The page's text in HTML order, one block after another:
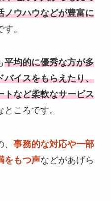
ノウハウなどが豊富に
。
平均的に優秀な方が多
バイスをもらえたり、
トなど柔軟なサービス
ところです。
事務的な対応や一部
をもつ声などがあげら